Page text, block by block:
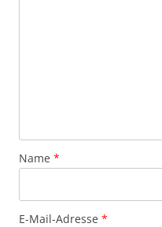
Name *
E-Mail-Adresse *